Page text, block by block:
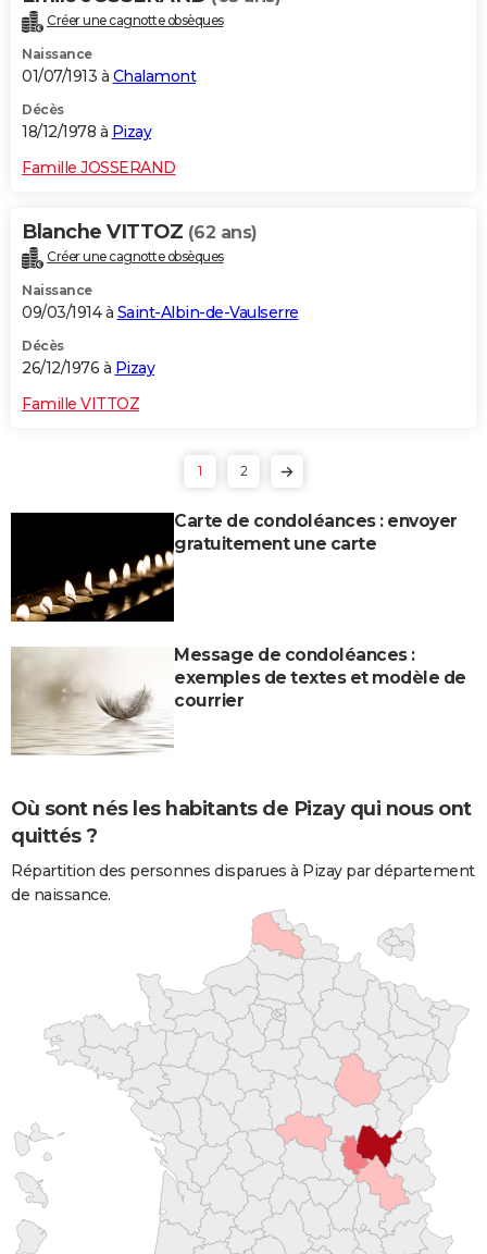
Créer une cagnotte obsèques
Naissance
01/07/1913 à Chalamont
Décès
18/12/1978 à Pizay
Famille JOSSERAND
Blanche VITTOZ (62 ans)
Créer une cagnotte obsèques
Naissance
09/03/1914 à Saint-Albin-de-Vaulserre
Décès
26/12/1976 à Pizay
Famille VITTOZ
1 2
Carte de condoléances : envoyer
gratuitement une carte
Message de condoléances :
exemples de textes et modèle de
courrier
Où sont nés les habitants de Pizay qui nous ont
quittés ?
Répartition des personnes disparues à Pizay par département
de naissance.